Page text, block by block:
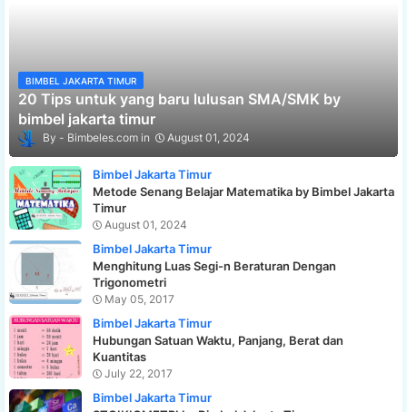
BIMBEL JAKARTA TIMUR
20 Tips untuk yang baru lulusan SMA/SMK by
bimbel jakarta timur
Bimbeles.com August 01, 2024
Bimbel Jakarta Timur
Metode Senang Belajar Matematika by Bimbel Jakarta
Timur
August 01, 2024
Bimbel Jakarta Timur
Menghitung Luas Segi-n Beraturan Dengan
Trigonometri
May 05, 2017
Bimbel Jakarta Timur
Hubungan Satuan Waktu, Panjang, Berat dan
Kuantitas
July 22, 2017
Bimbel Jakarta Timur